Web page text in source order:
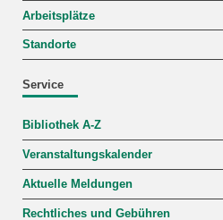
Arbeitsplätze
Standorte
Service
Bibliothek A-Z
Veranstaltungskalender
Aktuelle Meldungen
Rechtliches und Gebühren